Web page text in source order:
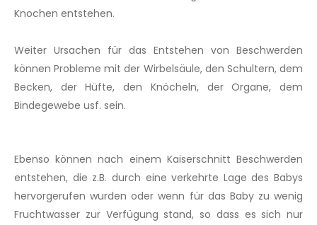
Knochen entstehen.
Weiter Ursachen für das Entstehen von Beschwerden
können Probleme mit der Wirbelsäule, den Schultern, dem
Becken, der Hüfte, den Knöcheln, der Organe, dem
Bindegewebe usf. sein.
Ebenso können nach einem Kaiserschnitt Beschwerden
entstehen, die z.B. durch eine verkehrte Lage des Babys
hervorgerufen wurden oder wenn für das Baby zu wenig
Fruchtwasser zur Verfügung stand, so dass es sich nur